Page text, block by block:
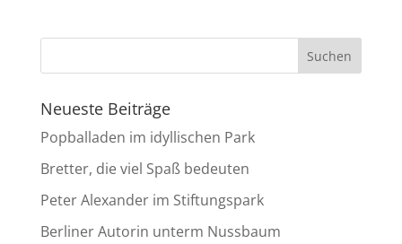
Neueste Beiträge
Popballaden im idyllischen Park
Bretter, die viel Spaß bedeuten
Peter Alexander im Stiftungspark
Berliner Autorin unterm Nussbaum